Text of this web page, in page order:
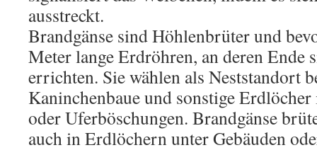
ausstreckt.
Brandgänse sind Höhlenbrüter und
Meter lange Erdröhren, an deren Ende
errichten. Sie wählen als Neststandort
Kaninchenbaue und sonstige
oder Uferböschungen. Brandgänse
auch in Erdlöchern unter Gebäuden